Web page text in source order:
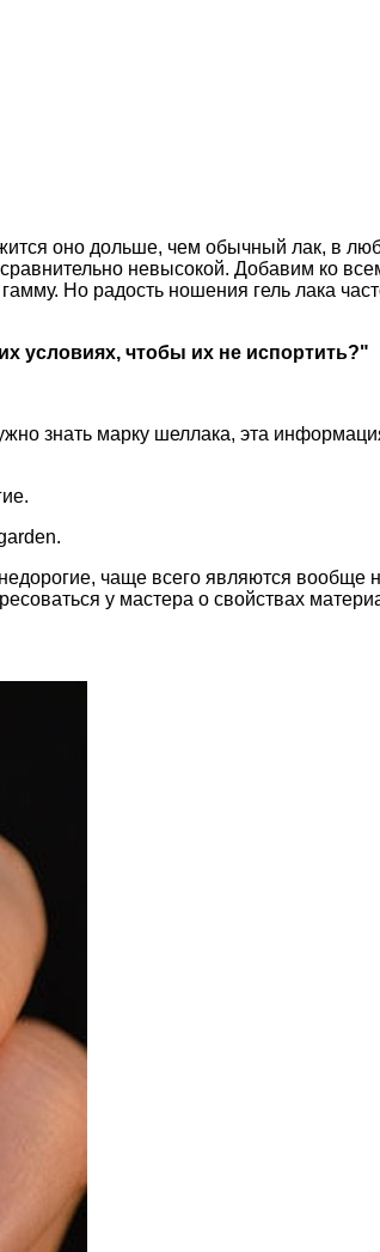
оно дольше, чем обычный лак, в
невысокой. Добавим ко
Но радость ношения гель лака
условиях, чтобы их не испортить?"
знать марку шеллака, эта
чаще всего являются
у мастера о свойствах